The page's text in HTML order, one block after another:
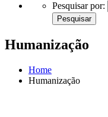
Pesquisar por:
Humanização
Home
Humanização